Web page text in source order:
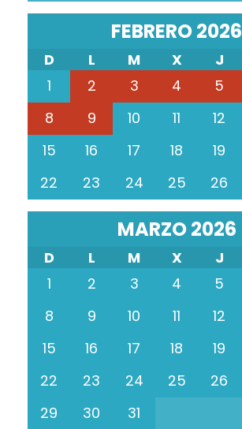
FEBRERO 2026
D L M X J
1
2 3 4 5
8
9 10 11 12
15
16 17 18 19
22
23 24 25 26
MARZO 2026
D L M X J
1
2 3 4 5
8
9 10 11 12
15
16 17 18 19
22
23 24 25 26
29
30 31